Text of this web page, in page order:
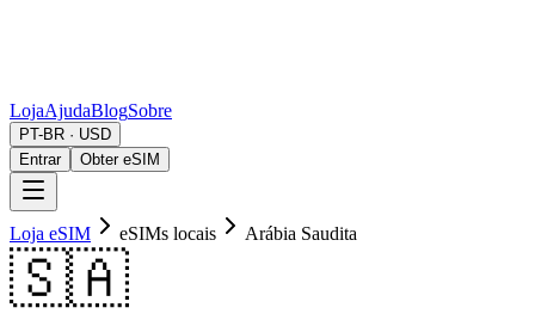
LojaAjudaBlogSobre
PT-BR · USD
Entrar
Obter eSIM
Loja eSIM eSIMs locais Arábia Saudita
🇸🇦